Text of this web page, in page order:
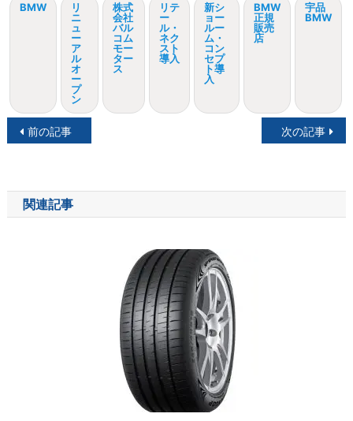
BMW
リ
ニ
ュ
ー
ア
ル
オ
ー
プ
ン
株式
会社
バル
コム
モー
ター
ス
リテ
ー
ル・
ネク
スト
導入
新シ
ョー
ルー
ム・
コン
セプ
ト導
入
BMW
正規
販売
店
宇品
BMW
投
ナ
ビ
前の記事 次の記事
関連記事